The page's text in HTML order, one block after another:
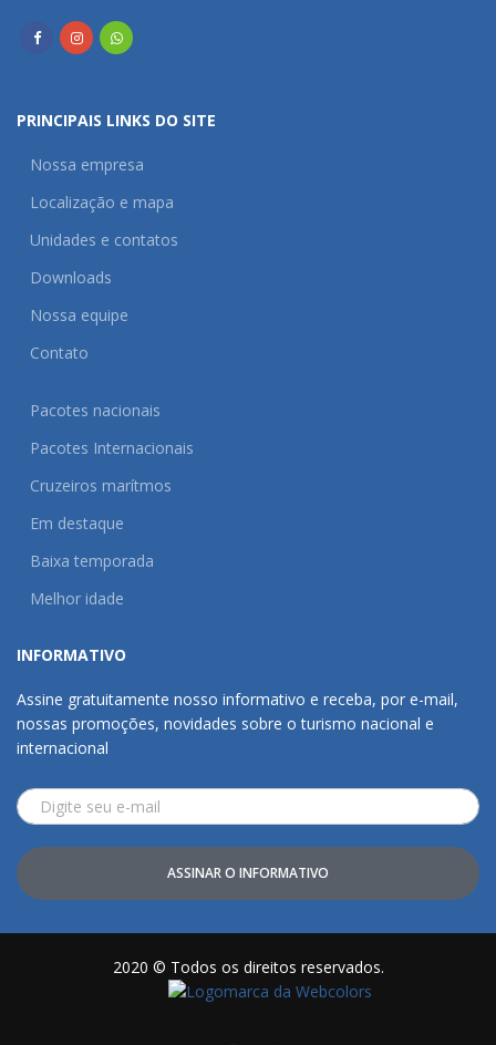
PRINCIPAIS LINKS DO SITE
Nossa empresa
Localização e mapa
Unidades e contatos
Downloads
Nossa equipe
Contato
Pacotes nacionais
Pacotes Internacionais
Cruzeiros marítmos
Em destaque
Baixa temporada
Melhor idade
INFORMATIVO
Assine gratuitamente nosso informativo e receba, por e-mail,
nossas promoções, novidades sobre o turismo nacional e
internacional
ASSINAR O INFORMATIVO
2020 © Todos os direitos reservados.